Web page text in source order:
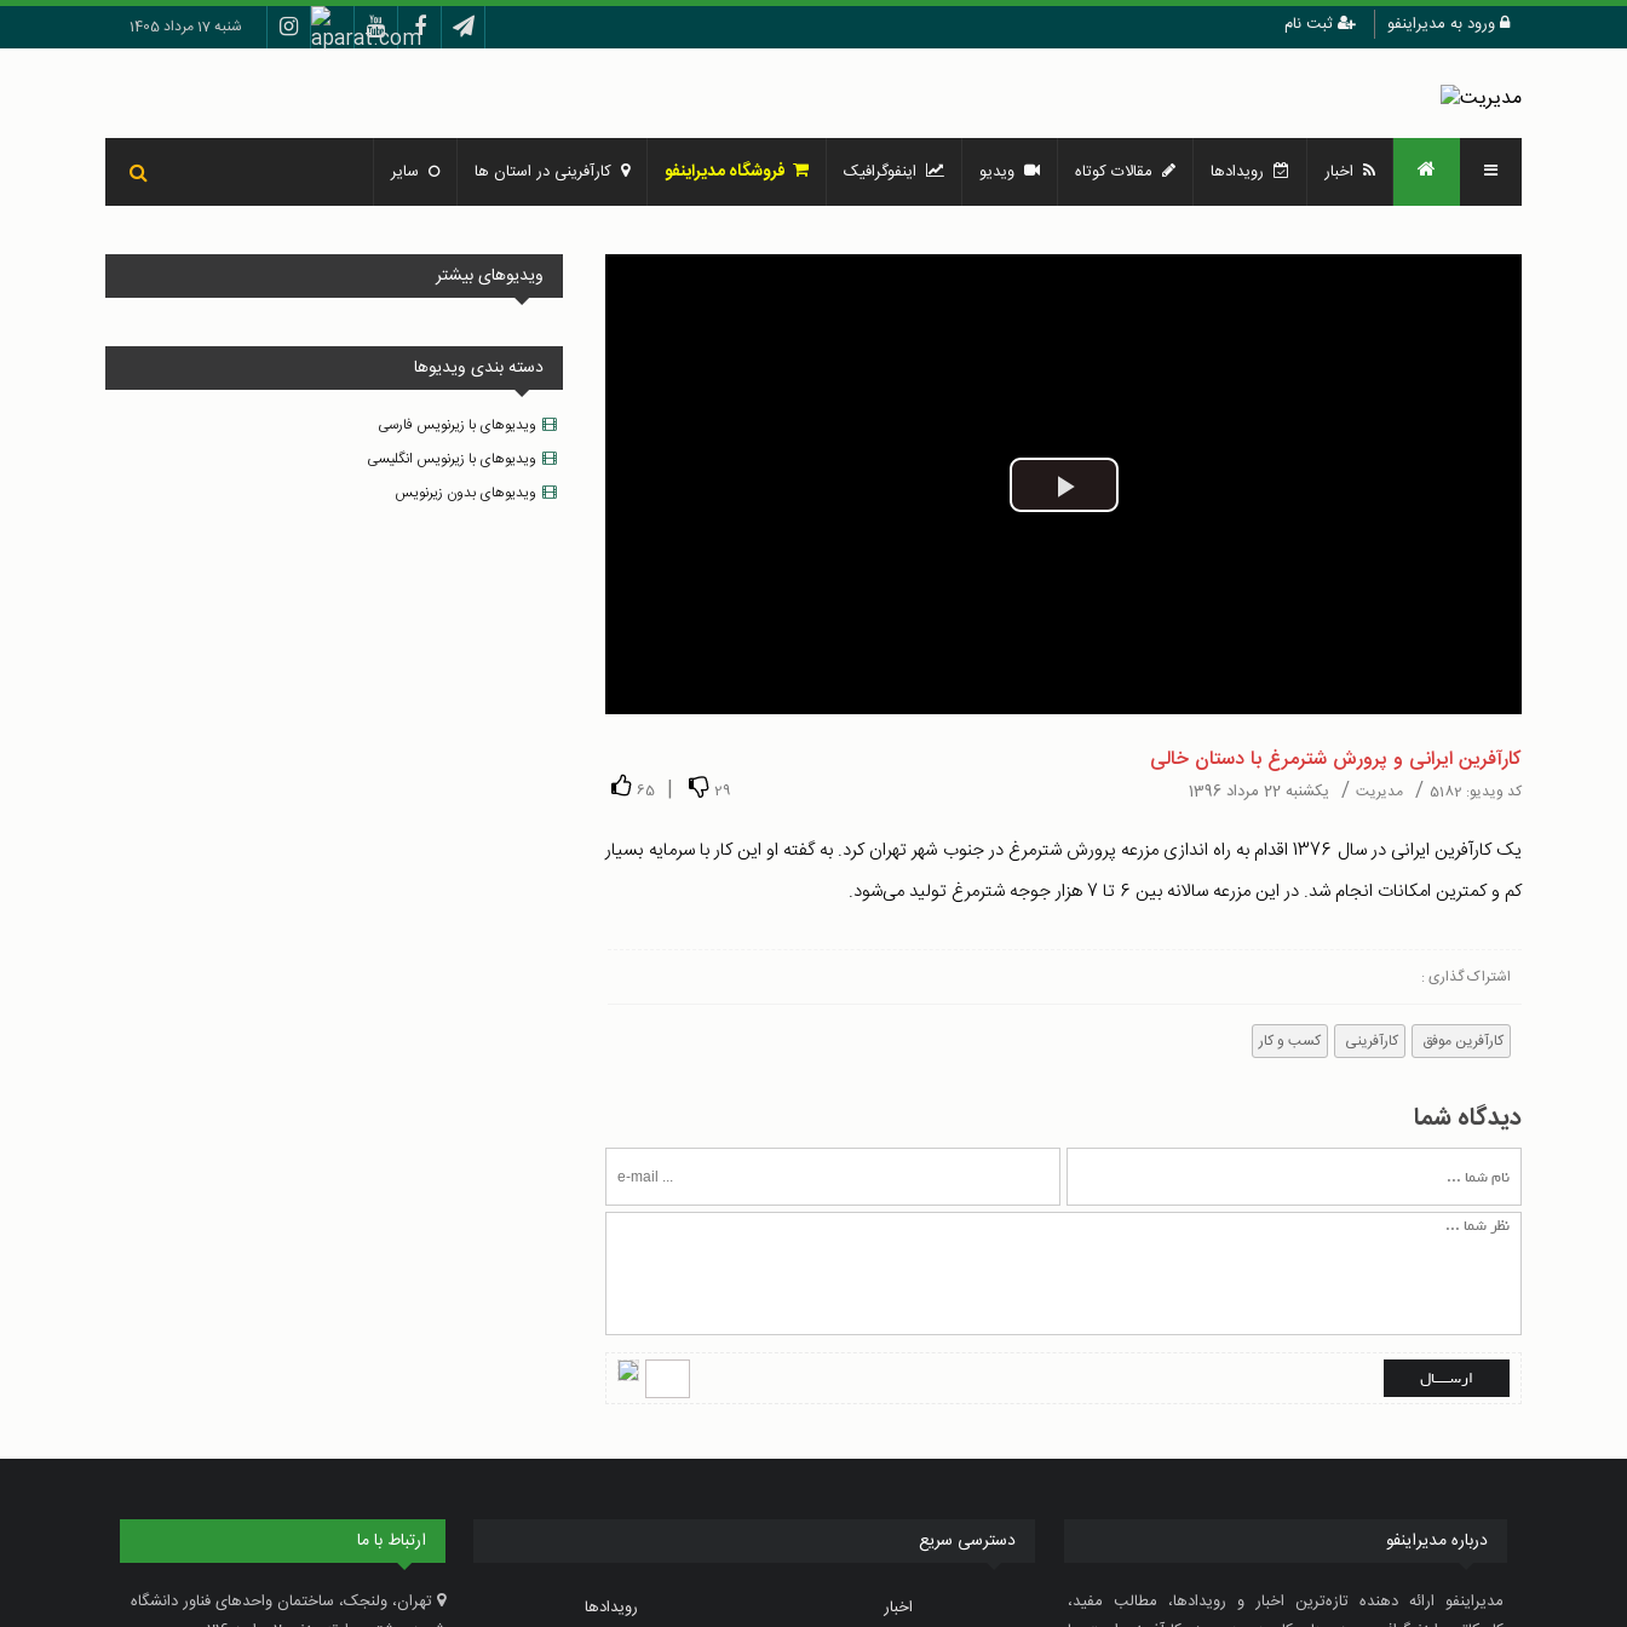
ورود به مدیراینفو ثبت نام شنبه 17 مرداد 1405
اخبار رویدادها مقالات کوتاه ویدیو اینفوگرافیک فروشگاه مدیراینفو کارآفرینی در استان ها سایر
Play
29
|
65
کارآفرین ایرانی و پرورش شترمرغ با دستان خالی
کد ویدیو: 5182
/ مدیریت / یکشنبه 22 مرداد 1396
یک کارآفرین ایرانی در سال 1376 اقدام به راه اندازی مزرعه پرورش شترمرغ در جنوب شهر تهران کرد. به گفته او این کار با سرمایه بسیار
کم و کمترین امکانات انجام شد. در این مزرعه سالانه بین 6 تا 7 هزار جوجه شترمرغ تولید می‌شود.
اشتراک گذاری :
کارآفرین موفق کارآفرینی کسب و کار
دیدگاه شما
ویدیوهای بیشتر
دسته بندی ویدیوها
ویدیوهای با زیرنویس فارسی
ویدیوهای با زیرنویس انگلیسی
ویدیوهای بدون زیرنویس
درباره مدیراینفو
مدیراینفو ارائه دهنده تازه‌ترین اخبار و رویدادها، مطالب مفید،
دسترسی سریع
اخبار رویدادها
ارتباط با ما
تهران، ولنجک، ساختمان واحدهای فناور دانشگاه